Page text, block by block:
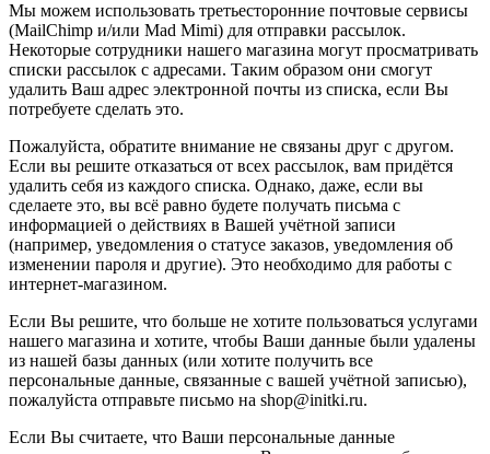
Мы можем использовать третьесторонние почтовые сервисы
(MailChimp и/или Mad Mimi) для отправки рассылок.
Некоторые сотрудники нашего магазина могут просматривать
списки рассылок с адресами. Таким образом они смогут
удалить Ваш адрес электронной почты из списка, если Вы
потребуете сделать это.
Пожалуйста, обратите внимание не связаны друг с другом.
Если вы решите отказаться от всех рассылок, вам придётся
удалить себя из каждого списка. Однако, даже, если вы
сделаете это, вы всё равно будете получать письма с
информацией о действиях в Вашей учётной записи
(например, уведомления о статусе заказов, уведомления об
изменении пароля и другие). Это необходимо для работы с
интернет-магазином.
Если Вы решите, что больше не хотите пользоваться услугами
нашего магазина и хотите, чтобы Ваши данные были удалены
из нашей базы данных (или хотите получить все
персональные данные, связанные с вашей учётной записью),
пожалуйста отправьте письмо на shop@initki.ru.
Если Вы считаете, что Ваши персональные данные